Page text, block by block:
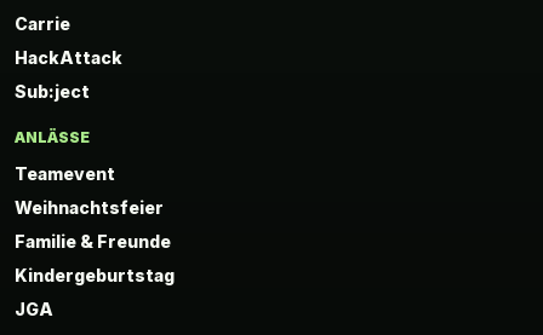
Carrie
HackAttack
Sub:ject
ANLÄSSE
Teamevent
Weihnachtsfeier
Familie & Freunde
Kindergeburtstag
JGA